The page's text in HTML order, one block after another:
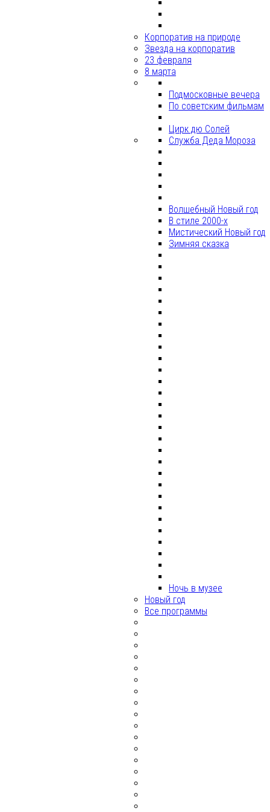
Корпоратив на природе
Звезда на корпоратив
23 февраля
8 марта
Подмосковные вечера
По советским фильмам
Цирк дю Солей
Служба Деда Мороза
Волшебный Новый год
В стиле 2000-х
Мистический Новый год
Зимняя сказка
Ночь в музее
Новый год
Все программы